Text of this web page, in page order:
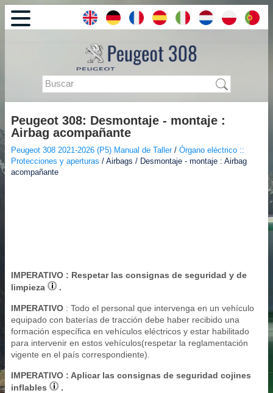
Peugeot 308: Desmontaje - montaje :
Airbag acompañante
Peugeot 308 2021-2026 (P5) Manual de Taller/ Órgano eléctrico ::
Protecciones y aperturas / Airbags / Desmontaje - montaje : Airbag
acompañante
IMPERATIVO : Respetar las consignas de seguridad y de
limpieza
.
IMPERATIVO : Todo el personal que intervenga en un vehículo
equipado con baterías de tracción debe haber recibido una
formación específica en vehículos eléctricos y estar habilitado
para intervenir en estos vehículos(respetar la reglamentación
vigente en el país correspondiente).
IMPERATIVO : Aplicar las consignas de seguridad cojines
inflables
.